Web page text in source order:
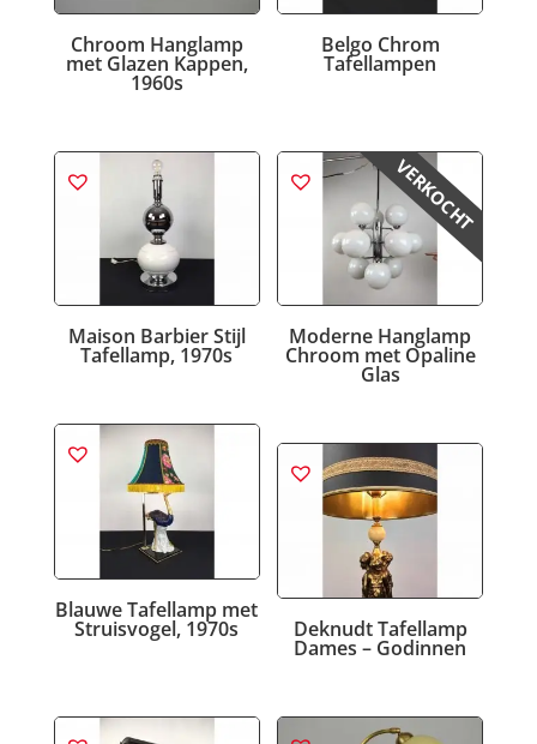
Chroom Hanglamp
met Glazen Kappen,
1960s
Belgo Chrom
Tafellampen
Maison Barbier Stijl
Tafellamp, 1970s
VERKOCHT
Moderne Hanglamp
Chroom met Opaline
Glas
Blauwe Tafellamp met
Struisvogel, 1970s Deknudt Tafellamp
Dames – Godinnen